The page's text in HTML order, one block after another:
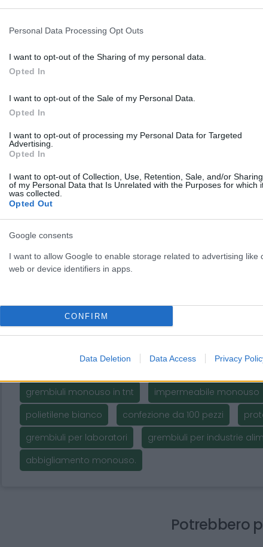
Personal Data Processing Opt Outs
I want to opt-out of the Sharing of my personal data.
Opted In
I want to opt-out of the Sale of my Personal Data.
Opted In
I want to opt-out of processing my Personal Data for Targeted
Advertising.
Opted In
I want to opt-out of Collection, Use, Retention, Sale, and/or Sharing
of my Personal Data that Is Unrelated with the Purposes for which
was collected.
Opted Out
Google consents
I want to allow Google to enable storage related to advertising like
web or device identifiers in apps.
CONFIRM
Data Deletion Data Access Privacy
Allacciatura in vita.
Idoneo per rischi minori.
Perfetto per rispettare le regole igieniche
Colore: bianco
Confezionati in busta PE easy-open da 100 pezzi
Benefici:
Protezione Efficace:
I grembiuli impermeabili
Comfort e Libertà di Movimento:Realizzati in
limitano i movimenti, permettendo di svolgere le attività
Facilità d'Uso:
Monouso e facili da indossare e
Versatilità:
Ideali per una vasta gamma di
soluzione pratica e igienica per diverse esigenze.
Ideali per ospedali, cliniche,
monouso impermeabili per proteggere gli indumenti e
richiedono un'ulteriore barriera protettiva.
Argomenti
grembiuli monouso in tnt
impermeabile monouso
polietilene bianco
confezione da 100 pezzi
grembiuli per laboratori
grembiuli per industrie
abbigliamento monouso.
Potrebbero